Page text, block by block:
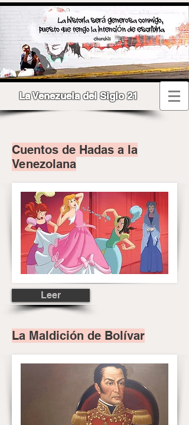
La Venezuela del Siglo 21
Cuentos de Hadas a la
Venezolana
Leer
La Maldición de Bolívar